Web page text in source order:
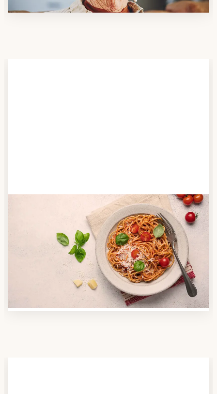
Anbieter finden
Nutzen Sie unsere große Mahlzeiten-Dienst-Suche,
um herauszufinden, welche Anbieter es in Ihrer
Region gibt und welcher am besten zu Ihnen passt.
Verschaffen Sie sich auch einen Überblick über die
Essen auf Rädern-Kosten.